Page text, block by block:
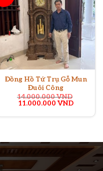
Đồng Hồ Tứ Trụ Gỗ Mun
Đuôi Công
14.000.000VND
Giá
là:
11.000.000 VNDGiá
tại